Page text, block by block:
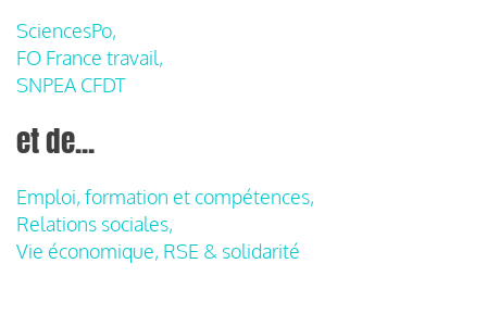
SciencesPo,
FO France travail,
SNPEA CFDT
et de...
Emploi, formation et compétences,
Relations sociales,
Vie économique, RSE & solidarité